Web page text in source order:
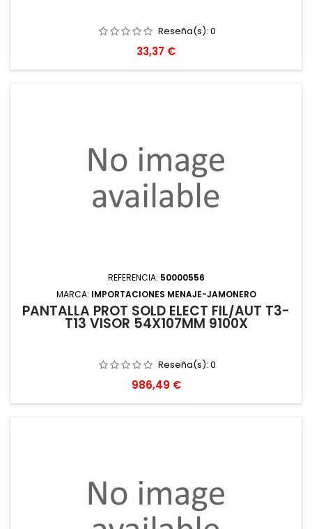
Reseña(s): 0
Precio
33,37 €
REFERENCIA: 50000556
MARCA: IMPORTACIONES MENAJE-JAMONERO
PANTALLA PROT SOLD ELECT FIL/AUT T3-
T13 VISOR 54X107MM 9100X
Reseña(s): 0
Precio
986,49 €